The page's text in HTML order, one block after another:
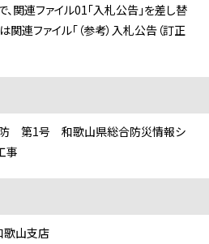
関連ファイル01「入札公告」を差し替
連ファイル「（参考）入札公告（訂正
第1号 和歌山県総合防災情報シ
事
歌山支店